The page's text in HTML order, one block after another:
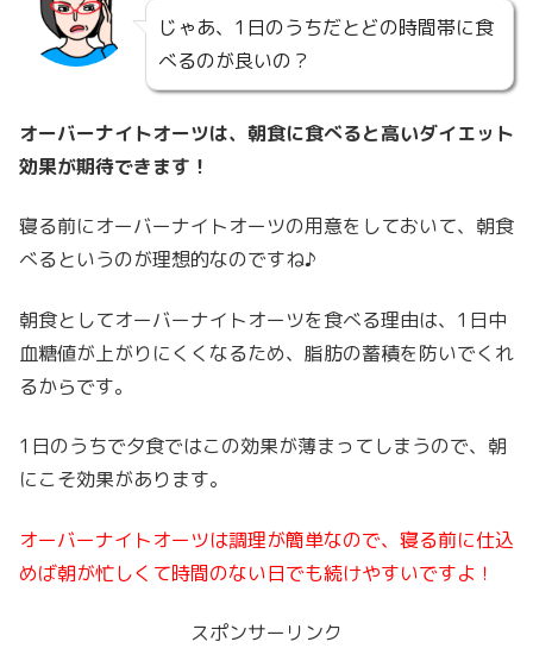
じゃあ、1日のうちだとどの時間帯に食
べるのが良いの？
オーバーナイトオーツは、朝食に食べると高いダイエット
効果が期待できます！
寝る前にオーバーナイトオーツの用意をしておいて、朝食
べるというのが理想的なのですね♪
朝食としてオーバーナイトオーツを食べる理由は、1日中
血糖値が上がりにくくなるため、脂肪の蓄積を防いでくれ
るからです。
1日のうちで夕食ではこの効果が薄まってしまうので、朝
にこそ効果があります。
オーバーナイトオーツは調理が簡単なので、寝る前に仕込
めば朝が忙しくて時間のない日でも続けやすいですよ！
スポンサーリンク